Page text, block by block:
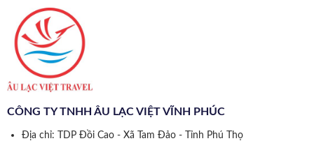
CÔNG TY TNHH ÂU LẠC VIỆT VĨNH PHÚC
Địa chỉ: TDP Đồi Cao - Xã Tam Đảo - Tỉnh Phú Thọ